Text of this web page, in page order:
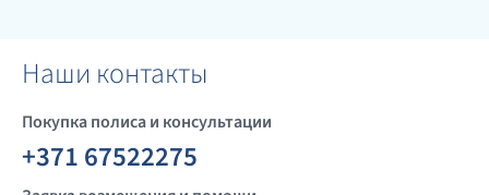
Наши контакты
Покупка полиса и консультации
+371 67522275